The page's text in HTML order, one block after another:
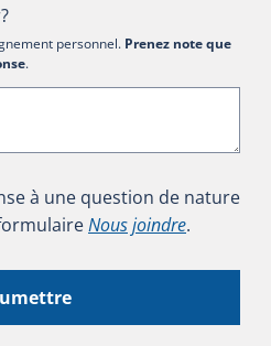
personnel. Prenez note que
.
à une question de nature
Nous joindre.